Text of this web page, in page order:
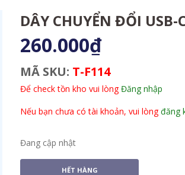
DÂY CHUYỂN ĐỔI USB-
260.000₫
MÃ SKU: T-F114
Để check tồn kho vui lòngĐăng nhập
Nếu bạn chưa có tài khoản, vui lòngđăng
Đang cập nhật
HẾT HÀNG